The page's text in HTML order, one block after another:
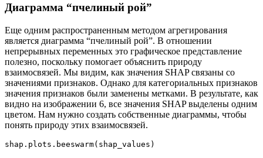
Диаграмма “пчелиный рой”
Еще одним распространенным методом агрегирования
является диаграмма “пчелиный рой”. В отношении
непрерывных переменных это графическое представление
полезно, поскольку помогает объяснить природу
взаимосвязей. Мы видим, как значения SHAP связаны со
значениями признаков. Однако для категориальных признаков
значения признаков были заменены метками. В результате, как
видно на изображении 6, все значения SHAP выделены одним
цветом. Нам нужно создать собственные диаграммы, чтобы
понять природу этих взаимосвязей.
shap.plots.beeswarm(shap_values)